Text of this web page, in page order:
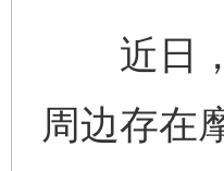
近日，
周边存在